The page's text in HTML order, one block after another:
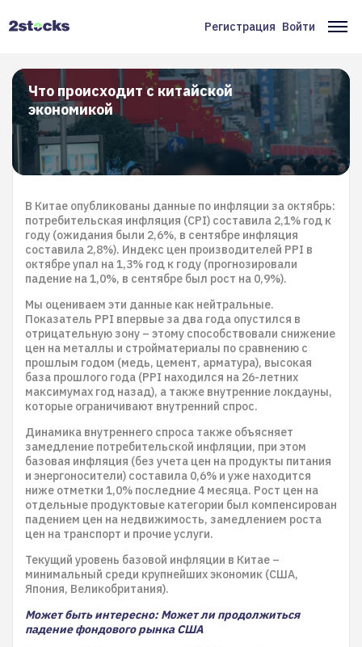
Меню
учётной
записи
пользователя
Регистрация Войти
Что происходит с китайской
экономикой
В Китае опубликованы данные по инфляции за октябрь:
потребительская инфляция (CPI) составила 2,1% год к
году (ожидания были 2,6%, в сентябре инфляция
составила 2,8%). Индекс цен производителей PPI в
октябре упал на 1,3% год к году (прогнозировали
падение на 1,0%, в сентябре был рост на 0,9%).
Мы оцениваем эти данные как нейтральные.
Показатель PPI впервые за два года опустился в
отрицательную зону – этому способствовали снижение
цен на металлы и стройматериалы по сравнению с
прошлым годом (медь, цемент, арматура), высокая
база прошлого года (PPI находился на 26-летних
максимумах год назад), а также внутренние локдауны,
которые ограничивают внутренний спрос.
Динамика внутреннего спроса также объясняет
замедление потребительской инфляции, при этом
базовая инфляция (без учета цен на продукты питания
и энергоносители) составила 0,6% и уже находится
ниже отметки 1,0% последние 4 месяца. Рост цен на
отдельные продуктовые категории был компенсирован
падением цен на недвижимость, замедлением роста
цен на транспорт и прочие услуги.
Текущий уровень базовой инфляции в Китае –
минимальный среди крупнейших экономик (США,
Япония, Великобритания).
Может быть интересно: Может ли продолжиться
падение фондового рынка США